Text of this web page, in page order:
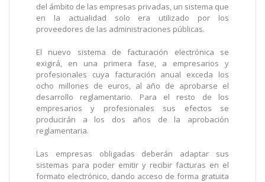
del ámbito de las empresas privadas, un sistema que
en la actualidad solo era utilizado por los
proveedores de las administraciones públicas.
El nuevo sistema de facturación electrónica se
exigirá, en una primera fase, a empresarios y
profesionales cuya facturación anual exceda los
ocho millones de euros, al año de aprobarse el
desarrollo reglamentario. Para el resto de los
empresarios y profesionales sus efectos se
producirán a los dos años de la aprobación
reglamentaria.
Las empresas obligadas deberán adaptar sus
sistemas para poder emitir y recibir facturas en el
formato electrónico, dando acceso de forma gratuita